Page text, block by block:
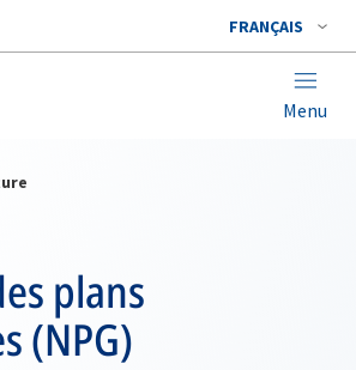
FRANÇAIS
Menu
plans
(NPG)